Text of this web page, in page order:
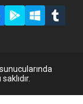
sunucularında